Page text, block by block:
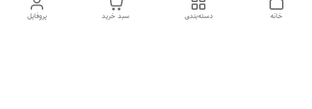
پروفایل سبد خرید دسته‌بندی خانه